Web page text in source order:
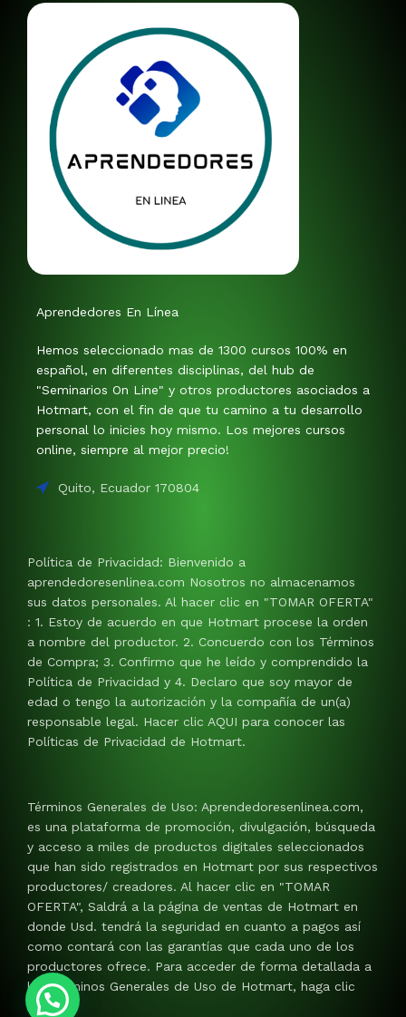
Aprendedores En Línea
Hemos seleccionado mas de 1300 cursos 100% en
español, en diferentes disciplinas, del hub de
"Seminarios On Line" y otros productores asociados a
Hotmart, con el fin de que tu camino a tu desarrollo
personal lo inicies hoy mismo. Los mejores cursos
online, siempre al mejor precio!
Quito, Ecuador 170804
Política de Privacidad: Bienvenido a
aprendedoresenlinea.com Nosotros no almacenamos
sus datos personales. Al hacer clic en "TOMAR OFERTA"
: 1. Estoy de acuerdo en que Hotmart procese la orden
a nombre del productor. 2. Concuerdo con los Términos
de Compra; 3. Confirmo que he leído y comprendido la
Política de Privacidad y 4. Declaro que soy mayor de
edad o tengo la autorización y la compañía de un(a)
responsable legal. Hacer clic AQUI para conocer las
Políticas de Privacidad de Hotmart.
Términos Generales de Uso: Aprendedoresenlinea.com,
es una plataforma de promoción, divulgación, búsqueda
y acceso a miles de productos digitales seleccionados
que han sido registrados en Hotmart por sus respectivos
productores/ creadores. Al hacer clic en "TOMAR
OFERTA", Saldrá a la página de ventas de Hotmart en
donde Usd. tendrá la seguridad en cuanto a pagos así
como contará con las garantías que cada uno de los
productores ofrece. Para acceder de forma detallada a
los Términos Generales de Uso de Hotmart, haga clic
AQUI.